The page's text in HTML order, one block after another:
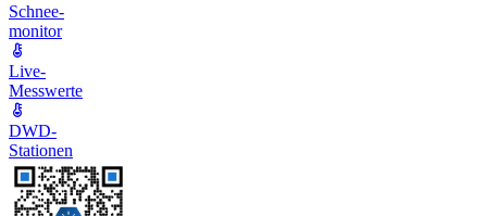
Schnee-
monitor
Live-
Messwerte
DWD-
Stationen